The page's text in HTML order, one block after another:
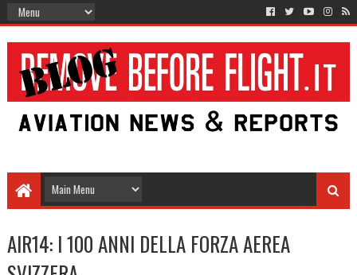
AIR14: I 100 ANNI DELLA FORZA AEREA